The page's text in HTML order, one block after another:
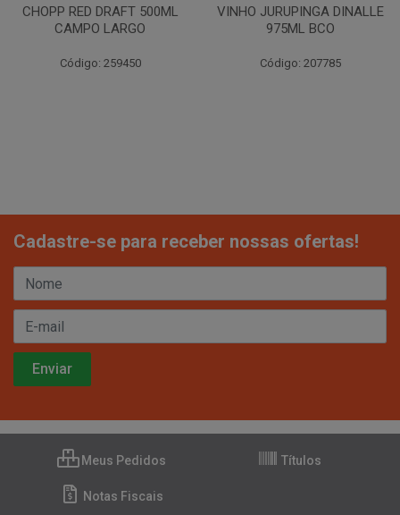
CHOPP RED DRAFT 500ML
CAMPO LARGO
Código: 259450
VINHO JURUPINGA DINALLE
975ML BCO
Código: 207785
Cadastre-se para receber nossas ofertas!
Meus Pedidos Títulos
Notas Fiscais